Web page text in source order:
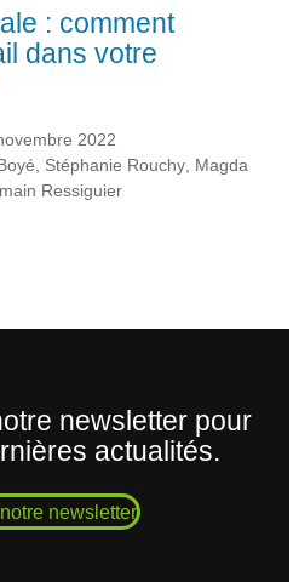
: comment
dans votre
2022
, Stéphanie Rouchy, Magda
Ressiguier
newsletter pour
actualités.
newsletter